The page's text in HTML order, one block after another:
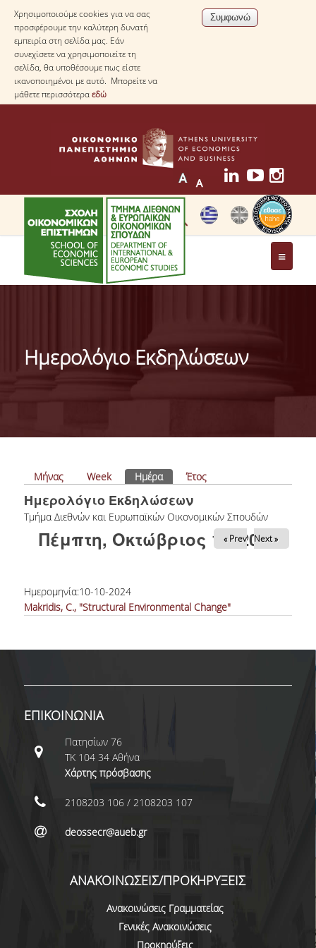
Χρησιμοποιούμε cookies για να σας
προσφέρουμε την καλύτερη δυνατή
εμπειρία στη σελίδα μας. Εάν
συνεχίσετε να χρησιμοποιείτε τη
σελίδα, θα υποθέσουμε πως είστε
ικανοποιημένοι με αυτό. Μπορείτε να
μάθετε περισσότεραεδώ
ΤΟ ΤΜΗΜΑ
ΓΕΝΙΚΕΣ ΠΛΗΡΟΦΟΡΙΕΣ
ΔΙΟΙΚΗΣΗ ΤΟΥ ΤΜΗΜΑΤΟΣ
TESTIMONIALS ΑΠΟΦΟΙΤΩΝ
ΑΝΘΡΩΠΙΝΟ ΔΥΝΑΜΙΚΟ
ΜΕΛΗ ΔΕΠ
ΕΤΑΙΡΟΙ
ΕΝΤΕΤΑΛΜΕΝΟΙ ΔΙΔΑΣΚΟΝΤΕΣ
ΜΕΤΑΔΙΔΑΚΤΟΡΕΣ
ΜΗΤΡΩΟ ΓΝΩΣΤΙΚΩΝ ΑΝΤΙΚΕΙΜΕΝΩΝ
ΤΜΗΜΑΤΟΣ
ΜΗΤΡΩΑ ΜΕΛΩΝ ΤΜΗΜΑΤΟΣ
ΥΠΟΨΗΦΙΟΙ ΦΟΙΤΗΤΕΣ
ΟΙΚΟΝΟΜΙΚΑ ΜΕ ΔΙΕΘΝΗ ΔΙΑΣΤΑΣΗ
ΔΙΕΠΙΣΤΗΜΟΝΙΚΟΤΗΤΑ
ΣΥΝΕΙΣΦΟΡΑ ΚΑΘΗΓΗΤΩΝ
Ημερολόγιο Εκδηλώσεων
Πρωτεύουσες καρτέλες
Μήνας Week Ημέρα(ενεργή καρτέλα)
Έτος
Ημερολόγιο Εκδηλώσεων
Tμήμα Διεθνών και Ευρωπαϊκών Οικονομικών Σπουδών
Πέμπτη, Οκτώβριος 10, 2024
« Prev Next »
Ημερομηνία:10-10-2024
Makridis, C., "Structural Environmental Change"
ΕΠΙΚΟΙΝΩΝΙΑ
Πατησίων 76
ΤΚ 104 34 Αθήνα
Χάρτης πρόσβασης
2108203 106 / 2108203 107
deossecr@aueb.gr
ΑΝΑΚΟΙΝΩΣΕΙΣ/ΠΡΟΚΗΡΥΞΕΙΣ
Ανακοινώσεις Γραμματείας
Γενικές Ανακοινώσεις
Προκηρύξεις